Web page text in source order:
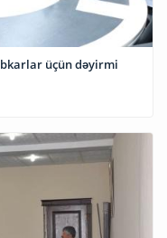
üçün dəyirmi